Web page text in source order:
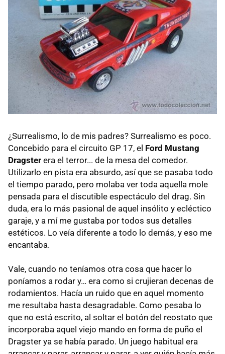
¿Surrealismo, lo de mis padres? Surrealismo es poco.
Concebido para el circuito GP 17, el Ford Mustang
Dragster era el terror... de la mesa del comedor.
Utilizarlo en pista era absurdo, así que se pasaba todo
el tiempo parado, pero molaba ver toda aquella mole
pensada para el discutible espectáculo del drag. Sin
duda, era lo más pasional de aquel insólito y ecléctico
garaje, y a mí me gustaba por todos sus detalles
estéticos. Lo veía diferente a todo lo demás, y eso me
encantaba.
Vale, cuando no teníamos otra cosa que hacer lo
poníamos a rodar y… era como si crujieran decenas de
rodamientos. Hacía un ruido que en aquel momento
me resultaba hasta desagradable. Como pesaba lo
que no está escrito, al soltar el botón del reostato que
incorporaba aquel viejo mando en forma de puño el
Dragster ya se había parado. Un juego habitual era